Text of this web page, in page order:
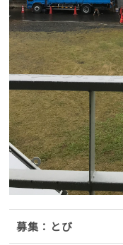
募集：とび